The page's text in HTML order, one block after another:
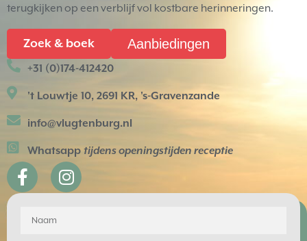
terugkijken op een verblijf vol kostbare herinneringen.
Zoek & boek Aanbiedingen
+31 (0)174-412420
't Louwtje 10, 2691 KR, 's-Gravenzande
info@vlugtenburg.nl
Whatsapp tijdens openingstijden receptie